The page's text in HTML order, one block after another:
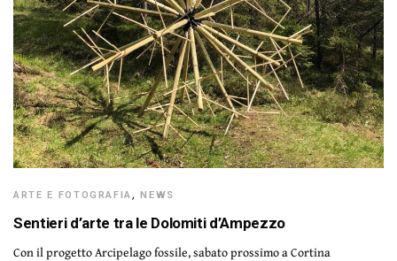
ARTE E FOTOGRAFIA,NEWS
Sentieri d’arte tra le Dolomiti d’Ampezzo
Con il progetto Arcipelago fossile, sabato prossimo a Cortina